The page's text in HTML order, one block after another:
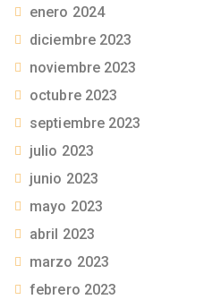
enero 2024
diciembre 2023
noviembre 2023
octubre 2023
septiembre 2023
julio 2023
junio 2023
mayo 2023
abril 2023
marzo 2023
febrero 2023